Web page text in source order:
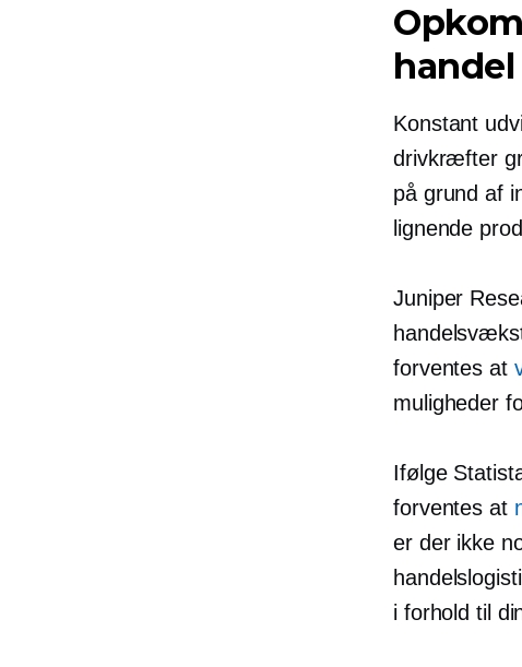
Konstant
drivkræfter
på grund af
lignende
Juniper
forventes at
muligheder
Ifølge
forventes at
er der ikke
i forhold til